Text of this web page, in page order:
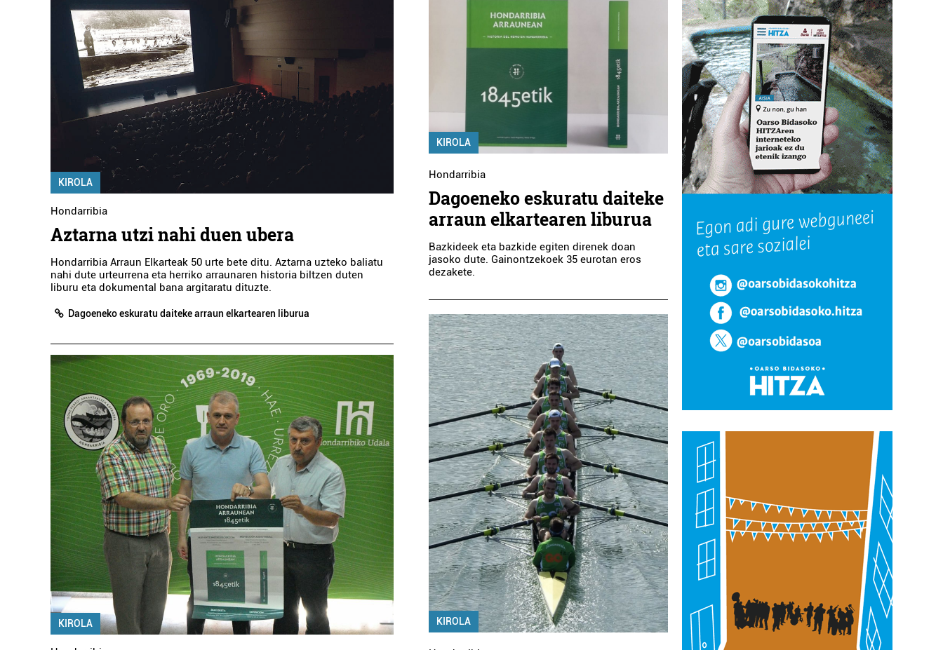
KIROLA
Hondarribia
Aztarna utzi nahi duen ubera
Hondarribia Arraun Elkarteak 50 urte bete ditu. Aztarna uzteko baliatu
nahi dute urteurrena eta herriko arraunaren historia biltzen duten
liburu eta dokumental bana argitaratu dituzte.
Dagoeneko eskuratu daiteke arraun elkartearen liburua
KIROLA
KIROLA
Hondarribia
Dagoeneko eskuratu daiteke
arraun elkartearen liburua
Bazkideek eta bazkide egiten direnek doan
jasoko dute. Gainontzekoek 35 eurotan eros
dezakete.
KIROLA